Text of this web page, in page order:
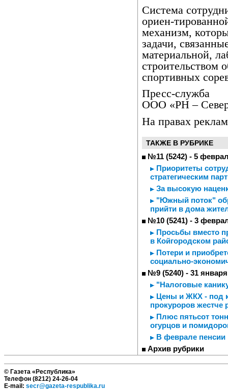
Система
ориен-
механизм,
задачи,
материальной,
строительством
спортивных
Пресс-служба
ООО «РН –
На правах
ТАКЖЕ В РУБРИКЕ
№11 (5242) - 5
Приоритеты
стратегическим
За высокую
"Южный поток"
прийти в дома
№10 (5241) - 3
Просьбы вместо
в Койгородском
Потери и
социально-
№9 (5240) - 31 января
"Налоговые
Цены и ЖКХ - под
прокуроров жестче
Плюс пятьсот
огурцов и
В феврале пенсии
Архив рубрики
© Газета «Республика»
Телефон (8212) 24-26-04
E-mail: secr@gazeta-respublika.ru